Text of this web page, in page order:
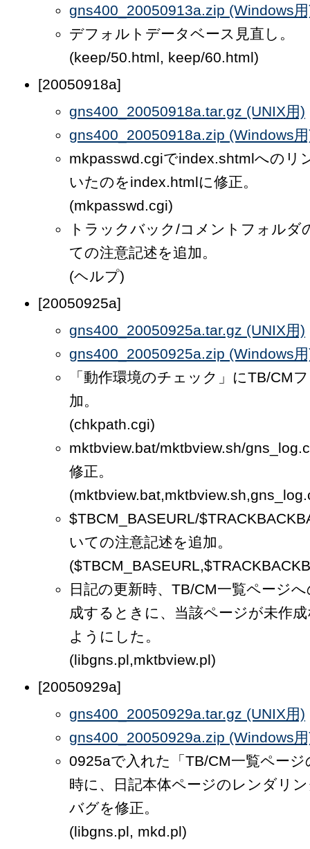
gns400_20050913a.zip (Windows
デフォルトデータベース見直し。
(keep/50.html, keep/60.html)
[20050918a]
gns400_20050918a.tar.gz (UNIX用)
gns400_20050918a.zip (Windows
mkpasswd.cgiでindex.shtmlへのリ
いたのをindex.htmlに修正。
(mkpasswd.cgi)
トラックバック/コメントフォルダ
ての注意記述を追加。
(ヘルプ)
[20050925a]
gns400_20050925a.tar.gz (UNIX用)
gns400_20050925a.zip (Windows
「動作環境のチェック」にTB/CM
加。
(chkpath.cgi)
mktbview.bat/mktbview.sh/
修正。
$TBCM_BASEURL/
いての注意記述を追加。
日記の更新時、TB/CM一覧ページ
成するときに、当該ページが未作
ようにした。
(libgns.pl,mktbview.pl)
[20050929a]
gns400_20050929a.tar.gz (UNIX用)
gns400_20050929a.zip (Windows
0925aで入れた「TB/CM一覧ページ
時に、日記本体ページのレンダリ
バグを修正。
(libgns.pl, mkd.pl)